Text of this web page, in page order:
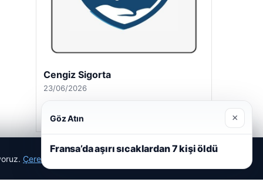
Cengiz Sigorta
23/06/2026
Çerez Politikamız
Göz Atın ×
Fransa’da aşırı sıcaklardan 7 kişi öldü